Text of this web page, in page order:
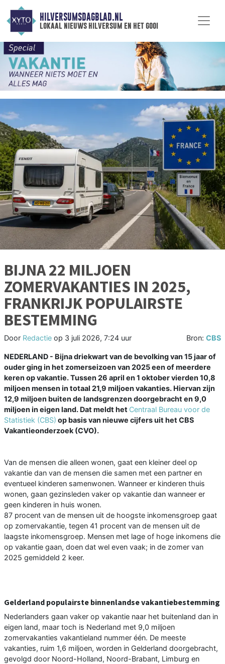
HILVERSUMSDAGBLAD.NL
lokaal nieuws hilversum en het gooi
BIJNA 22 MILJOEN
ZOMERVAKANTIES IN 2025,
FRANKRIJK POPULAIRSTE
BESTEMMING
Door Redactie op 3 juli 2026, 7:24 uur Bron: CBS
NEDERLAND - Bijna driekwart van de bevolking van 15 jaar of
ouder ging in het zomerseizoen van 2025 een of meerdere
keren op vakantie. Tussen 26 april en 1 oktober vierden 10,8
miljoen mensen in totaal 21,9 miljoen vakanties. Hiervan zijn
12,9 miljoen buiten de landsgrenzen doorgebracht en 9,0
miljoen in eigen land. Dat meldt het Centraal Bureau voor de
Statistiek (CBS) op basis van nieuwe cijfers uit het CBS
Vakantieonderzoek (CVO).
Van de mensen die alleen wonen, gaat een kleiner deel op
vakantie dan van de mensen die samen met een partner en
eventueel kinderen samenwonen. Wanneer er kinderen thuis
wonen, gaan gezinsleden vaker op vakantie dan wanneer er
geen kinderen in huis wonen.
87 procent van de mensen uit de hoogste inkomensgroep gaat
op zomervakantie, tegen 41 procent van de mensen uit de
laagste inkomensgroep. Mensen met lage of hoge inkomens die
op vakantie gaan, doen dat wel even vaak; in de zomer van
2025 gemiddeld 2 keer.
Gelderland populairste binnenlandse vakantiebestemming
Nederlanders gaan vaker op vakantie naar het buitenland dan in
eigen land, maar toch is Nederland met 9,0 miljoen
zomervakanties vakantieland nummer één. De meeste
vakanties, ruim 1,6 miljoen, worden in Gelderland doorgebracht,
gevolgd door Noord-Holland, Noord-Brabant, Limburg en